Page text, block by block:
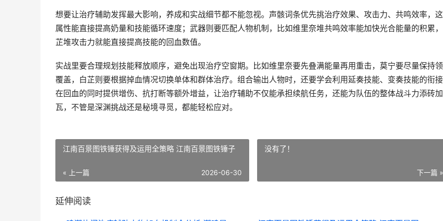
想要让治疗辅助发挥最大影响，养成和实战细节都不能忽视。声骸词条优先挑治疗效果、攻击力、共鸣效率，
属性能直接提高奶量和技能循环速度；武器则要匹配人物机制，比如维里奈堆共鸣效率能加快光合能量的积累
芷堆攻击力就能直接提高技能的回血数值。
实战里要合理规划技能释放顺序，避免出现治疗空窗期。比如维里奈要先叠满能量再用重击，莫宁要尽量保持
覆盖，白芷则要根据掉血情况切换单体和群体治疗。组合输出人物时，还要学会利用延奏技能、变奏技能的衔接
在回血的同时提供增伤、抗打断等额外增益，让治疗辅助不仅能承担续航任务，还能为队伍的整体战斗力添砖加
瓦，不管是深渊挑战还是秘境寻觅，都能轻松应对。
江南百景图铁锤获得及运用全策略 江南百景图铁锤子
« 上一篇 2026-06-30
没有了！
下一篇 »
延伸阅读